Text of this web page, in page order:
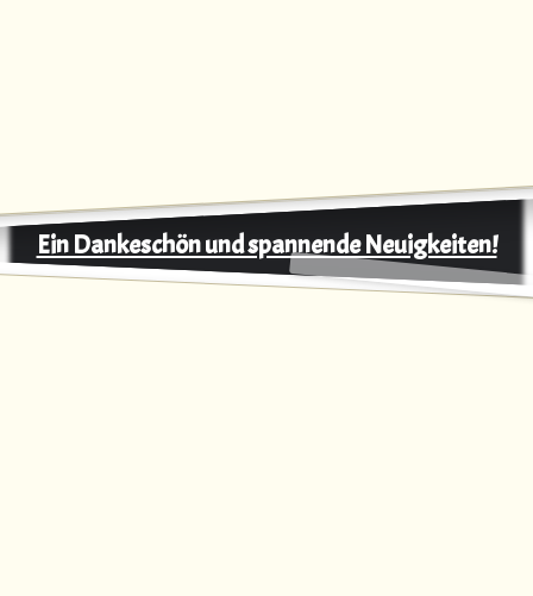
Ein Dankeschön und spannende Neuigkeiten!